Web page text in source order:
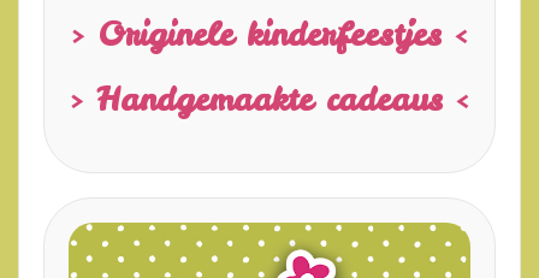
> Originele kinderfeestjes <
> Handgemaakte cadeaus <